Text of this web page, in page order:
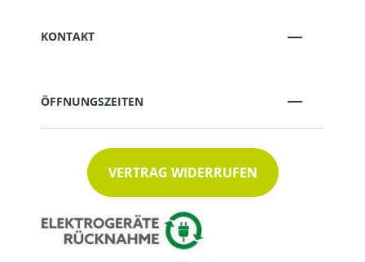
KONTAKT
ÖFFNUNGSZEITEN
VERTRAG WIDERRUFEN